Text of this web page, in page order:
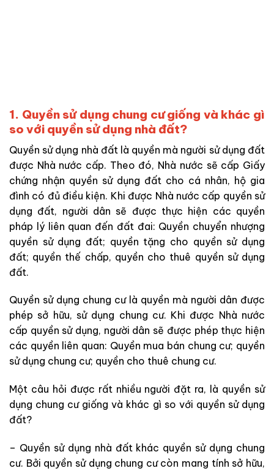
1. Quyền sử dụng chung cư giống và khác gì
so với quyền sử dụng nhà đất?
Quyền sử dụng nhà đất là quyền mà người sử dụng đất
được Nhà nước cấp. Theo đó, Nhà nước sẽ cấp Giấy
chứng nhận quyền sử dụng đất cho cá nhân, hộ gia
đình có đủ điều kiện. Khi được Nhà nước cấp quyền sử
dụng đất, người dân sẽ được thực hiện các quyền
pháp lý liên quan đến đất đai: Quyền chuyển nhượng
quyền sử dụng đất; quyền tặng cho quyền sử dụng
đất; quyền thế chấp, quyền cho thuê quyền sử dụng
đất.
Quyền sử dụng chung cư là quyền mà người dân được
phép sở hữu, sử dụng chung cư. Khi được Nhà nước
cấp quyền sử dụng, người dân sẽ được phép thực hiện
các quyền liên quan: Quyền mua bán chung cư; quyền
sử dụng chung cư; quyền cho thuê chung cư.
Một câu hỏi được rất nhiều người đặt ra, là quyền sử
dụng chung cư giống và khác gì so với quyền sử dụng
đất?
– Quyền sử dụng nhà đất khác quyền sử dụng chung
cư. Bởi quyền sử dụng chung cư còn mang tính sở hữu,